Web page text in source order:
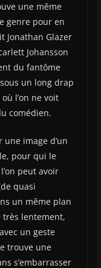
une même
genre pour en
Jonathan Glazer
Johansson
du fantôme
un long drap
l’on ne voit
comédien.
image d’un
pour qui le
peut avoir
quasi
un même plan
très lentement,
un geste
trouve une
s’embarrasser